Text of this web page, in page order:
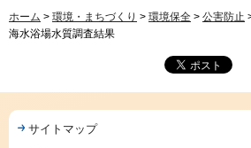
ホーム > 環境・まちづくり > 環境保全 > 公害防止
海水浴場水質調査結果
サイトマップ